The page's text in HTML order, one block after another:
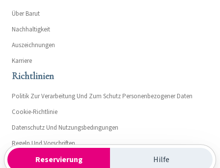
Reservierung Hilfe
Über Barut
Nachhaltigkeit
Auszeichnungen
Karriere
Richtlinien
Politik Zur Verarbeitung Und Zum Schutz Personenbezogener Daten
Cookie-Richtlinie
Datenschutz Und Nutzungsbedıngungen
Regeln Und Vorschriften
Erläuterungstext Zur Mitteilung Für Barut Hemera